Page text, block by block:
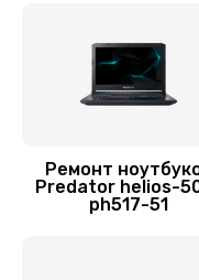
Ремонт
Predator helios-
ph517-51